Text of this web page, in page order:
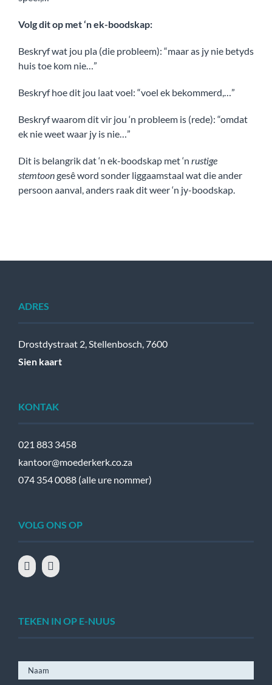
Volg dit op met ‘n ek-boodskap:
Beskryf wat jou pla (die probleem): “maar as jy nie betyds
huis toe kom nie…”
Beskryf hoe dit jou laat voel: “voel ek bekommerd,…”
Beskryf waarom dit vir jou ‘n probleem is (rede): “omdat
ek nie weet waar jy is nie…”
Dit is belangrik dat ‘n ek-boodskap met ‘n rustige
stemtoongesê word sonder liggaamstaal wat die ander
persoon aanval, anders raak dit weer ‘n jy-boodskap.
ADRES
Drostdystraat 2, Stellenbosch, 7600
Sien kaart
KONTAK
021 883 3458
kantoor@moederkerk.co.za
074 354 0088 (alle ure nommer)
VOLG ONS OP
TEKEN IN OP E-NUUS